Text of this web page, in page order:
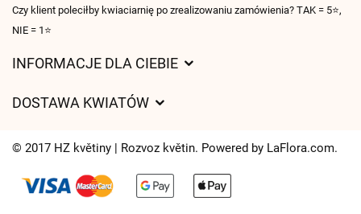
Czy klient poleciłby kwiaciarnię po zrealizowaniu zamówienia? TAK = 5⭐,
NIE = 1⭐
INFORMACJE DLA CIEBIE
Czasy dostawy kwiatów – przegląd możliwości
DOSTAWA KWIATÓW
Gdzie dostarczamy kwiaty
Ciasteczka
© 2017 HZ květiny | Rozvoz květin. Powered by LaFlora.com.